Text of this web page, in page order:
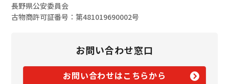
長野県公安委員会
古物商許可証番号：第481019690002号
お問い合わせ窓口
お問い合わせはこちらから